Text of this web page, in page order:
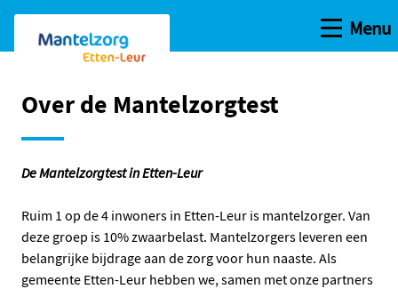
Ga naar de hoofdinhoud
Ga naar de homepage
OpenMenu
Over de Mantelzorgtest
De Mantelzorgtest in Etten-Leur
Ruim 1 op de 4 inwoners in Etten-Leur is mantelzorger. Van
deze groep is 10% zwaarbelast. Mantelzorgers leveren een
belangrijke bijdrage aan de zorg voor hun naaste. Als
gemeente Etten-Leur hebben we, samen met onze partners